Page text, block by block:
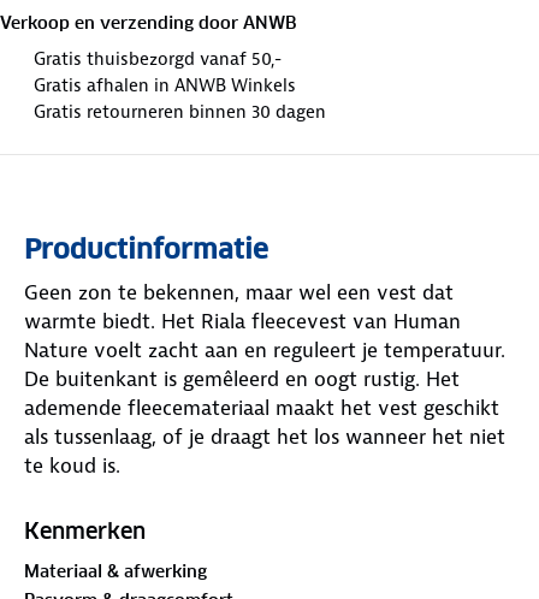
Verkoop en verzending door ANWB
Gratis thuisbezorgd vanaf 50,-
Gratis afhalen in ANWB Winkels
Gratis retourneren binnen 30 dagen
Productinformatie
Geen zon te bekennen, maar wel een vest dat
warmte biedt. Het Riala fleecevest van Human
Nature voelt zacht aan en reguleert je temperatuur.
De buitenkant is gemêleerd en oogt rustig. Het
ademende fleecemateriaal maakt het vest geschikt
als tussenlaag, of je draagt het los wanneer het niet
te koud is.
De opstaande kraag houdt de wind weg van je nek.
kinbeschermer. Aan de zijkanten zitten twee
Kenmerken
Materiaal & afwerking